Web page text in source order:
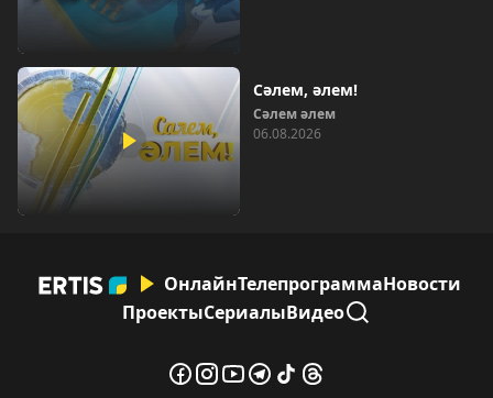
Сәлем, әлем!
Сәлем әлем
06.08.2026
ОнлайнТелепрограммаНовости
ПроектыСериалыВидео